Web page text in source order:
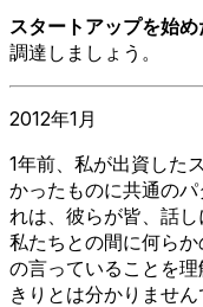
スタートアップを始
調達しましょう。
2012年1月
1年前、私が出資した
かったものに共通の
れは、彼らが皆、話
私たちとの間に何ら
の言っていることを
きりとは分かりません